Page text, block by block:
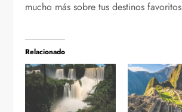
mucho más sobre tus destinos
Relacionado